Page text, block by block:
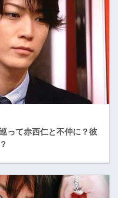
って赤西仁と不仲に？彼